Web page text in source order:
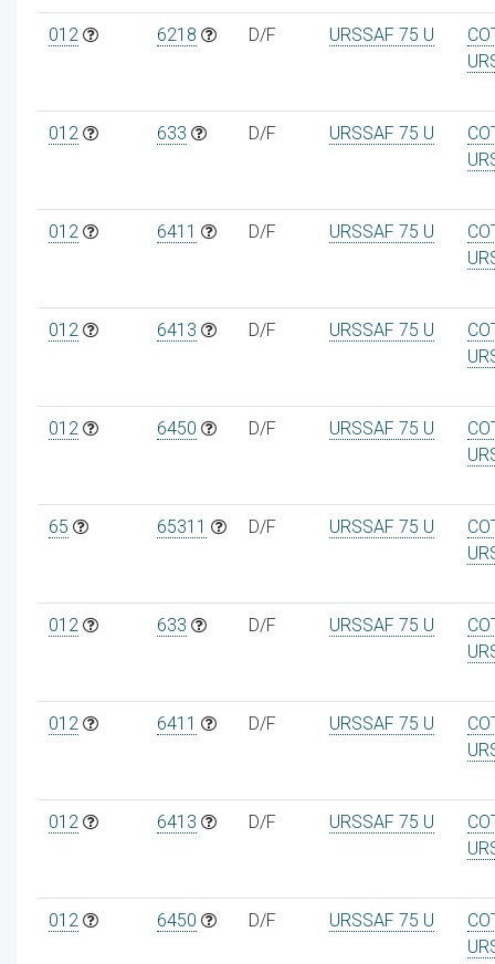
012 6218 D/F URSSAF 75 U
012 633 D/F URSSAF 75 U
012 6411 D/F URSSAF 75 U
012 6413 D/F URSSAF 75 U
012 6450 D/F URSSAF 75 U
65 65311 D/F URSSAF 75 U
012 633 D/F URSSAF 75 U
012 6411 D/F URSSAF 75 U
012 6413 D/F URSSAF 75 U
012 6450 D/F URSSAF 75 U